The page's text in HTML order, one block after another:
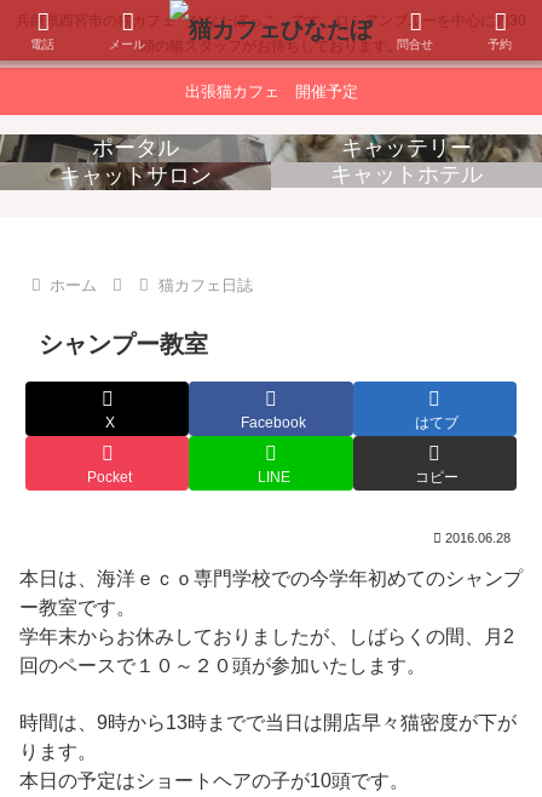
兵庫県西宮市の猫カフェ「ひなたぼっこ」です。ロシアンブルーを中心に約30
頭の猫スタッフがお待ちしております。
出張猫カフェ 開催予定
ポータル
キャッテリー
キャットサロン
キャットホテル
ホーム 猫カフェ日誌
シャンプー教室
X Facebook はてブ
Pocket LINE コピー
2016.06.28
本日は、海洋ｅｃｏ専門学校での今学年初めてのシャンプ
ー教室です。
学年末からお休みしておりましたが、しばらくの間、月2
回のペースで１０～２０頭が参加いたします。
時間は、9時から13時までで当日は開店早々猫密度が下が
ります。
本日の予定はショートヘアの子が10頭です。
電話 メール 問合せ 予約